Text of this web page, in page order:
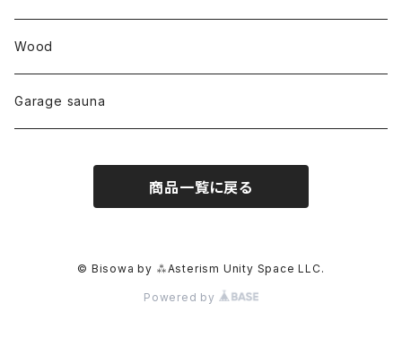
クォーツインクォーツ
ガーデンクォーツ
ムーンストーン
ルチルクォーツ
others
foods
∞Seiko Usami∞
Wood
Garage sauna
商品一覧に戻る
© Bisowa by ⁂Asterism Unity Space LLC.
Powered by